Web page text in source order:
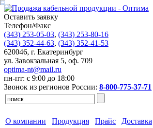
Оставить заявку
Телефон/Факс
(343) 253-05-03, (343) 253-80-16
(343) 352-44-63, (343) 352-41-53
620046, г. Екатеринбург
ул. Завокзальная 5, оф. 709
optima-nt@mail.ru
пн-пт: с 9:00 до 18:00
Звонок из регионов России: 8-800-775-37-71
О компании Продукция Прайс Доставка